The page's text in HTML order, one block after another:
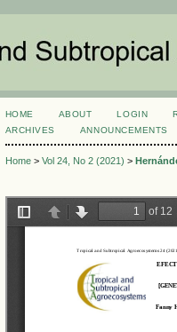
HOME ABOUT LOGIN
ARCHIVES
ANNOUNCEMENTS
Home> Vol 24, No 2 (2021) >